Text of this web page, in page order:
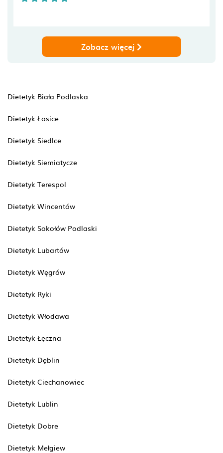
Zobacz więcej
Dietetyk Biała Podlaska
Dietetyk Łosice
Dietetyk Siedlce
Dietetyk Siemiatycze
Dietetyk Terespol
Dietetyk Wincentów
Dietetyk Sokołów Podlaski
Dietetyk Lubartów
Dietetyk Węgrów
Dietetyk Ryki
Dietetyk Włodawa
Dietetyk Łęczna
Dietetyk Dęblin
Dietetyk Ciechanowiec
Dietetyk Lublin
Dietetyk Dobre
Dietetyk Mełgiew